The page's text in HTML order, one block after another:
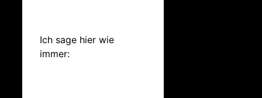
Ich sage hier wie
immer: